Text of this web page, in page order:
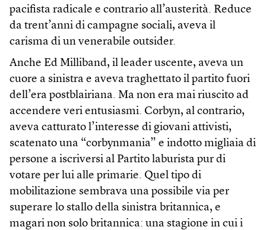
pacifista radicale e contrario all’austerità. Reduce
da trent’anni di campagne sociali, aveva il
carisma di un venerabile outsider.
Anche Ed Milliband, il leader uscente, aveva un
cuore a sinistra e aveva traghettato il partito fuori
dell’era postblairiana. Ma non era mai riuscito ad
accendere veri entusiasmi. Corbyn, al contrario,
aveva catturato l’interesse di giovani attivisti,
scatenato una “corbynmania” e indotto migliaia di
persone a iscriversi al Partito laburista pur di
votare per lui alle primarie. Quel tipo di
mobilitazione sembrava una possibile via per
superare lo stallo della sinistra britannica, e
magari non solo britannica: una stagione in cui i